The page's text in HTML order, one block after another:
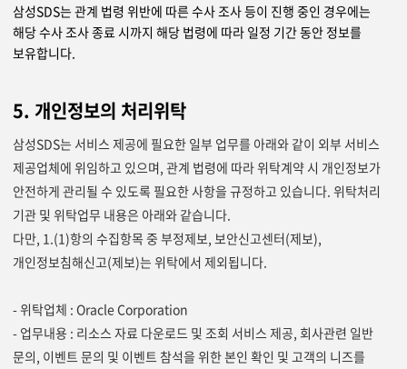
삼성SDS는 관계 법령 위반에 따른 수사 조사 등이 진행 중인 경우에는
해당 수사 조사 종료 시까지 해당 법령에 따라 일정 기간 동안 정보를
보유합니다.
5. 개인정보의 처리위탁
삼성SDS는 서비스 제공에 필요한 일부 업무를 아래와 같이 외부 서비스
제공업체에 위임하고 있으며, 관계 법령에 따라 위탁계약 시 개인정보가
안전하게 관리될 수 있도록 필요한 사항을 규정하고 있습니다. 위탁처리
기관 및 위탁업무 내용은 아래와 같습니다.
다만, 1.(1)항의 수집항목 중 부정제보, 보안신고센터(제보),
개인정보침해신고(제보)는 위탁에서 제외됩니다.
- 위탁업체 : Oracle Corporation
- 업무내용 : 리소스 자료 다운로드 및 조회 서비스 제공, 회사관련 일반
문의, 이벤트 문의 및 이벤트 참석을 위한 본인 확인 및 고객의 니즈를